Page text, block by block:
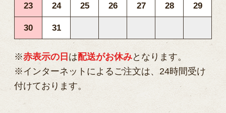
23 24 25 26 27 28 29
30 31
※赤表示の日 は配送がお休みとなります。
※インターネットによるご注文は、24時間受け
付けております。